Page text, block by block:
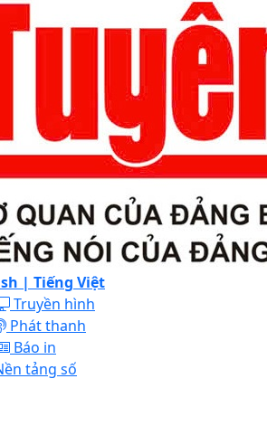
| Tiếng Việt
Truyền hình
Phát thanh
Báo in
tảng số